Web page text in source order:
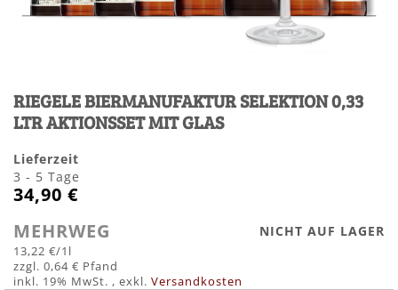
RIEGELE BIERMANUFAKTUR SELEKTION 0,33
LTR AKTIONSSET MIT GLAS
Lieferzeit
3 - 5 Tage
34,90 €
MEHRWEG
13,22 €/1l
0,64 €
inkl. 19% MwSt. , exkl. Versandkosten
NICHT AUF LAGER
der
Bildergalerie
springen